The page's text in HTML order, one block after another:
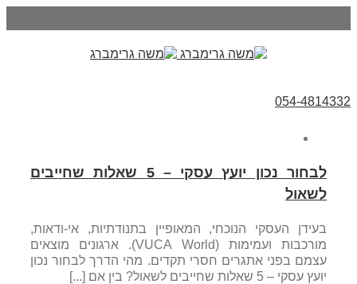
054-4814332
לבחור נכון יועץ עסקי – 5 שאלות שחייבים
לשאול
בעידן העסקי הנוכחי, המאופיין בתנודתיות, אי-ודאות,
מורכבות ועמימות (VUCA World). ארגונים מוצאים
עצמם בפני אתגרים חסרי תקדים. מהי הדרך לבחור נכון
יועץ עסקי – 5 שאלות שחייבים לשאול? בין אם [...]